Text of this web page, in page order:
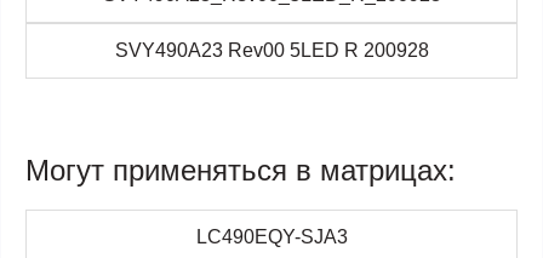
SVY490A23 Rev00 5LED R 200928
Могут применяться в матрицах:
LC490EQY-SJA3